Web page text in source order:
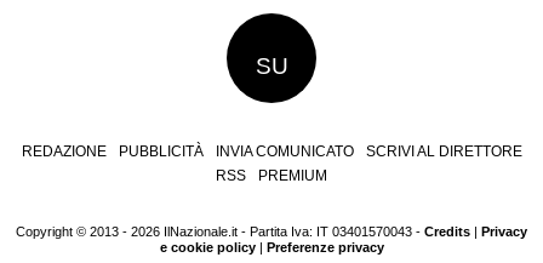
SU
REDAZIONE PUBBLICITÀ INVIA COMUNICATO
SCRIVI AL DIRETTORE
RSS
PREMIUM
Copyright © 2013 - 2026 IlNazionale.it - Partita Iva: IT 03401570043 - Credits | Privacy
e cookie policy| Preferenze privacy